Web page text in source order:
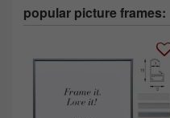
popular picture frames: